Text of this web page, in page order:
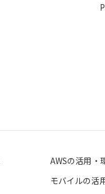
AWSの活用・
モバイルの活